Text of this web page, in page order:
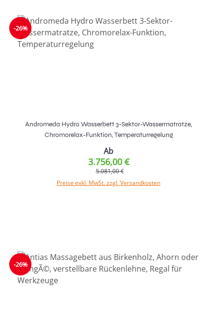
-26%
Andromeda Hydro Wasserbett 3-Sektor-Wassermatratze,
Chromorelax-Funktion, Temperaturregelung
Ab
3.756,00 €
5.081,00 €
Preise exkl. MwSt. zzgl. Versandkosten
-26%